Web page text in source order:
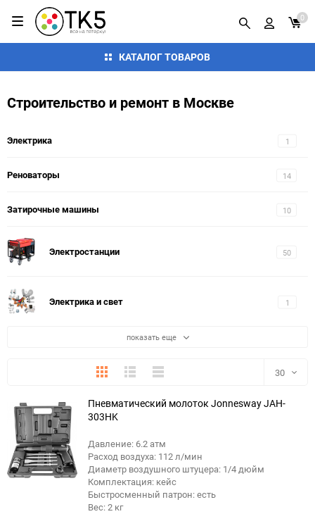
КАТАЛОГ ТОВАРОВ
0
Строительство и ремонт в Москве
1
Электрика
14
Реноваторы
10
Затирочные машины
50
Электростанции
1
Электрика и свет
показать еще
ПлиткаПодробноКомпактно 30
30
90
Пневматический молоток Jonnesway JAH-
303HK
Давление: 6.2 атм
Расход воздуха: 112 л/мин
Диаметр воздушного штуцера: 1/4 дюйм
Комплектация: кейс
Быстросменный патрон: есть
Вес: 2 кг